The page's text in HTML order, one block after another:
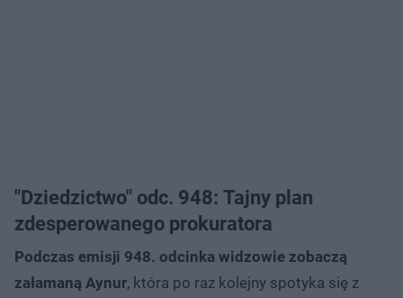
"Dziedzictwo" odc. 948: Tajny plan
zdesperowanego prokuratora
Podczas emisji 948. odcinka widzowie zobaczą
załamaną Aynur, która po raz kolejny spotyka się z